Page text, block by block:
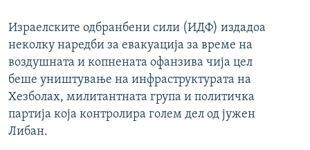
Израелските одбранбени сили (ИДФ) издадоа
неколку наредби за евакуација за време на
воздушната и копнената офанзива чија цел
беше уништување на инфраструктурата на
Хезболах, милитантната група и политичка
партија која контролира голем дел од јужен
Либан.